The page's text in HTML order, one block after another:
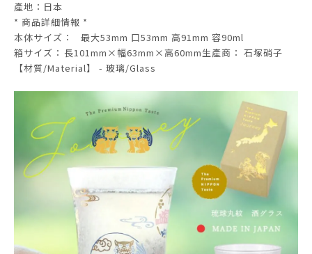
產地：日本
* 商品詳細情報 *
本体サイズ：
最大53mm 口53mm 高91mm 容90ml
箱サイズ： 長101mm×幅63mm×高60mm生產商： 石塚硝子
【材質/Material】 - 玻璃/Glass